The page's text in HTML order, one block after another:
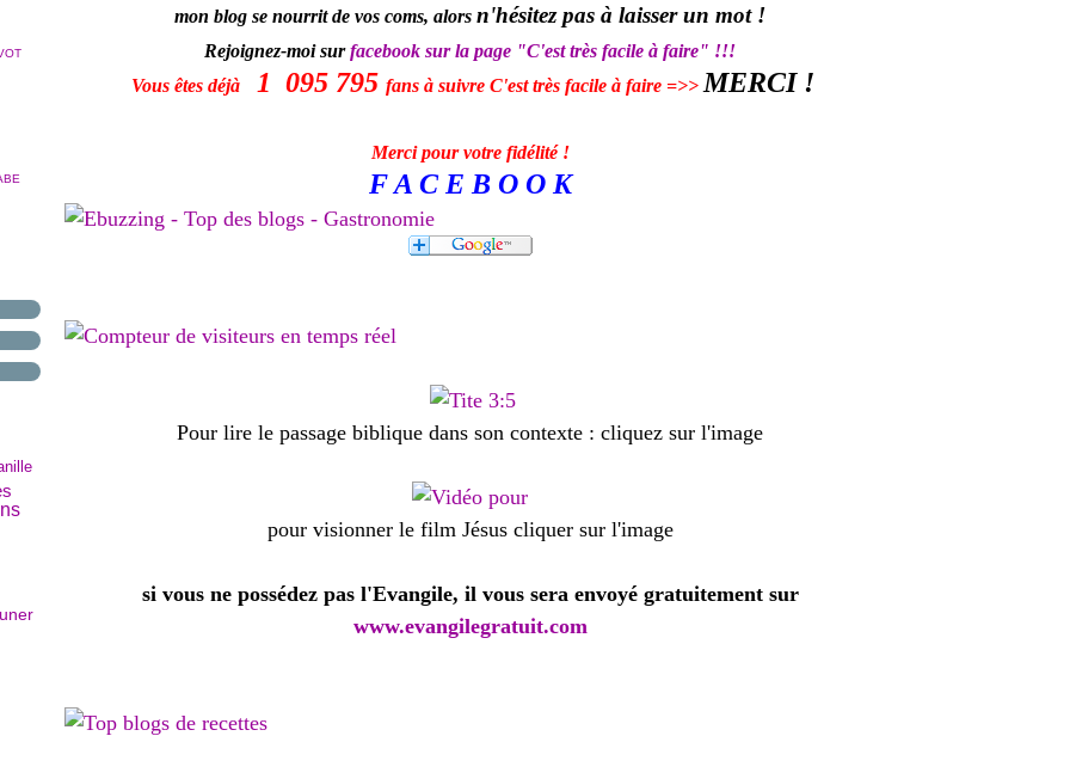
mon blog se nourrit de vos coms, alors n'hésitez pas à laisser un mot !
Rejoignez-moi surfacebook sur la page "C'est très facile à faire" !!!
Vous êtes déjà
1 095 795 fans à suivre C'est très facile à faire =>> MERCI !
Merci pour votre fidélité !
F A C E B O O K
Pour lire le passage biblique dans son contexte : cliquez sur l'image
pour visionner le film Jésus cliquer sur l'image
si vous ne possédez pas l'Evangile, il vous sera envoyé gratuitement sur
www.evangilegratuit.com